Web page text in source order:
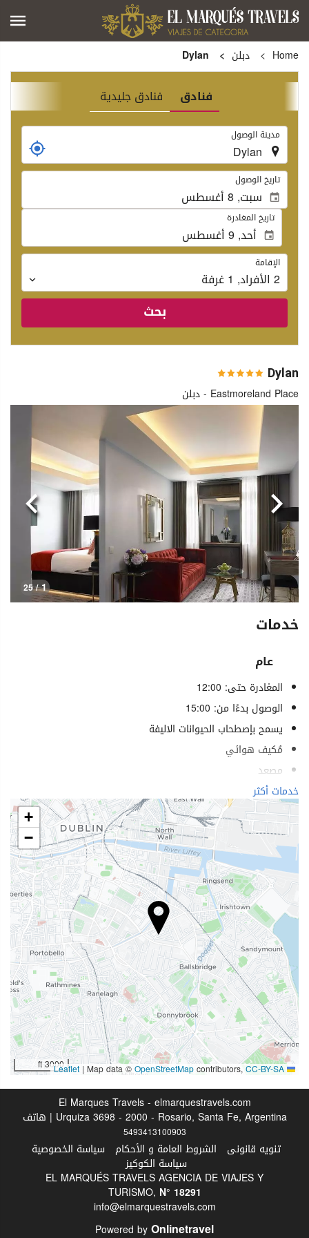
Home دبلن
فنادق فنادق جليدية
. مدينة الوصول
. تاريخ الوصول
تاريخ المغادرة
الإقامة
الإقامة
2 الأفراد,
1غرفة
بحث
Dylan
Eastmoreland Place - دبلن
1
/ 25
السابق
خدمات
عام
المغادرة حتى: 12:00
الوصول بدءًا من: 15:00
يسمح بإصطحاب الحيوانات الاليفة
مُكيف هوائي
مصعد
خدمات لذوي الاحتياجات الخاصة
غرف لغير المدخنين
منطقة تدخين
خدمات الاستقبال
تخزين الأمتعة
خزانة
صرافة
مكتب الجولات السياحية
الطعام والمشروبات
مطعم
وجبات أطفال
قوائم النظام الغذائي الخاص (عند الطلب)
الرفاهية
كراسي شاطئ كراسي استرخاء
مسّاج
صالة ألعاب رياضية
خدمات أكثر
+
−
3000 ft | Map data ©OpenStreetMapcontributors,CC-BY-SA
El Marques Travels - elmarquestravels.com
Urquiza 3698 - 2000 - Rosario, Santa Fe, Argentina | هاتف
5493413100903
تنويه قانونى الشروط العامة و الأحكام سياسة الخصوصية
سياسة الكوكيز
EL MARQUÉS TRAVELS AGENCIA DE VIAJES Y
TURISMO, N° 18291
info@elmarquestravels.com
Powered byOnlinetravel